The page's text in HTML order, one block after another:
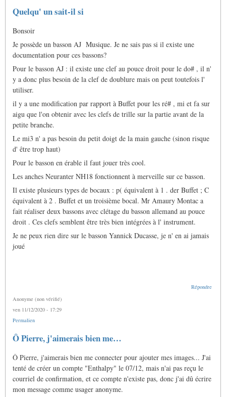
En
réponse
Quelqu'un
il
si
par
Duvernois
Quelqu' un sait-il si
Bonsoir
Je possède un basson AJ Musique. Je ne sais pas si il existe une
documentation pour ces bassons?
Pour le basson AJ : il existe une clef au pouce droit pour le do# , il n'
y a donc plus besoin de la clef de doublure mais on peut toutefois l'
utiliser.
il y a une modification par rapport à Buffet pour les ré# , mi et fa sur
aigu que l'on obtenir avec les clefs de trille sur la partie avant de la
petite branche.
Le mi3 n' a pas besoin du petit doigt de la main gauche (sinon risque
d' être trop haut)
Pour le basson en érable il faut jouer très cool.
Les anches Neuranter NH18 fonctionnent à merveille sur ce basson.
Il existe plusieurs types de bocaux : p( équivalent à 1 . der Buffet ; C
équivalent à 2 . Buffet et un troisième bocal. Mr Amaury Montac a
fait réaliser deux bassons avec clétage du basson allemand au pouce
droit . Ces clefs semblent être très bien intégrées à l' instrument.
Je ne peux rien dire sur le basson Yannick Ducasse, je n' en ai jamais
joué
Répondre
Anonyme (non vérifié)
ven 11/12/2020 - 17:29
Permalien
Ô Pierre, j'aimerais bien me…
Ô Pierre, j'aimerais bien me connecter pour ajouter mes images... J'ai
tenté de créer un compte "Enthalpy" le 07/12, mais n'ai pas reçu le
courriel de confirmation, et ce compte n'existe pas, donc j'ai dû écrire
mon message comme usager anonyme.